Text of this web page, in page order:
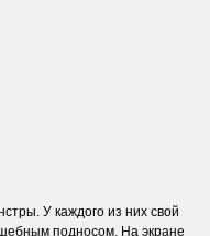
У каждого из них свой
подносом. На экране